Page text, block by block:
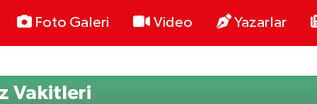
Foto Galeri Video Yazarlar
Vakitleri